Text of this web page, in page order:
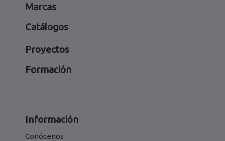
Marcas
Catálogos
Proyectos
Formación
Información
Conócenos